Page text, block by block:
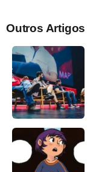
Outros Artigos